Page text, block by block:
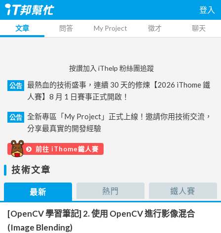
登入
文章 問答 My Project 徵才 聊天
按讚加入 iThelp 粉絲團追蹤
公告
最熱血的技術盛事，連續 30 天的修煉【2026 iThome 鐵
人賽】8 月 1 日賽事正式開啟！
公告
全新專區「My Project」正式上線！邀請你用技術交流，
分享最真實的開發經驗
前往 iThome鐵人賽
技術文章
最新 熱門 鐵人賽
[OpenCV 學習筆記] 2. 使用 OpenCV 進行影像混合
(Image Blending)